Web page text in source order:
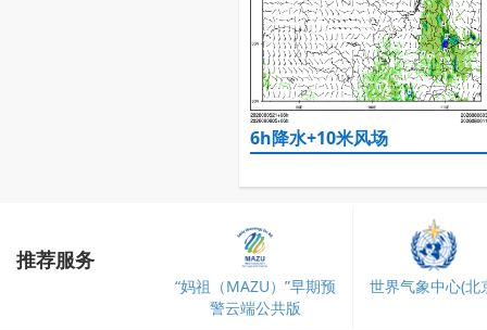
6h降水+10米风场
推荐服务
“妈祖（MAZU）”早期预
警云端公共版
世界气象中心(北